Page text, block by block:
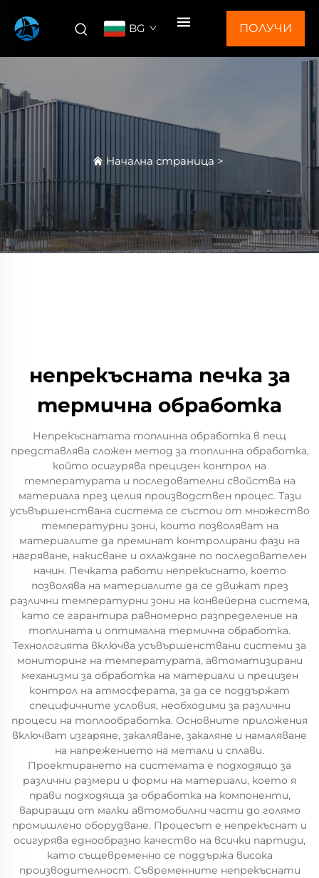
BG ПОЛУЧИ
Начална страница >
непрекъсната печка за
термична обработка
Непрекъснатата топлинна обработка в пещ
представлява сложен метод за топлинна обработка,
който осигурява прецизен контрол на
температурата и последователни свойства на
материала през целия производствен процес. Тази
усъвършенствана система се състои от множество
температурни зони, които позволяват на
материалите да преминат контролирани фази на
нагряване, накисване и охлаждане по последователен
начин. Печката работи непрекъснато, което
позволява на материалите да се движат през
различни температурни зони на конвейерна система,
като се гарантира равномерно разпределение на
топлината и оптимална термична обработка.
Технологията включва усъвършенствани системи за
мониторинг на температурата, автоматизирани
механизми за обработка на материали и прецизен
контрол на атмосферата, за да се поддържат
специфичните условия, необходими за различни
процеси на топлообработка. Основните приложения
включват изгаряне, закаляване, закаляне и намаляване
на напрежението на метали и сплави.
Проектирането на системата е подходящо за
различни размери и форми на материали, което я
прави подходяща за обработка на компоненти,
вариращи от малки автомобилни части до голямо
промишлено оборудване. Процесът е непрекъснат и
осигурява еднообразно качество на всички партиди,
като същевременно се поддържа висока
производителност. Съвременните непрекъснати